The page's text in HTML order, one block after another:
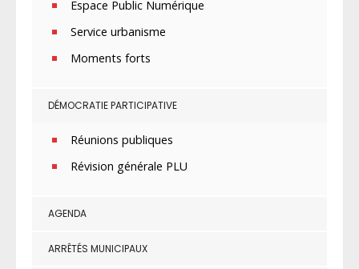
Espace Public Numérique
Service urbanisme
Moments forts
DÉMOCRATIE PARTICIPATIVE
Réunions publiques
Révision générale PLU
AGENDA
ARRÊTÉS MUNICIPAUX